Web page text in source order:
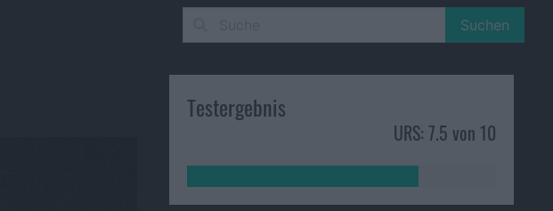
Suchen
Testergebnis
URS: 7.5 von 10